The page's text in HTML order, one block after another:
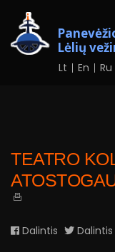
Lėlių
Lt En Ru
TEATRO
Dalintis Dalintis